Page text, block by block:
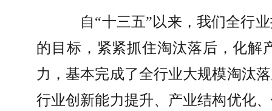
自“十三五”以来，我们全行
的目标，紧紧抓住淘汰落后，化解
力，基本完成了全行业大规模淘汰
行业创新能力提升、产业结构优化